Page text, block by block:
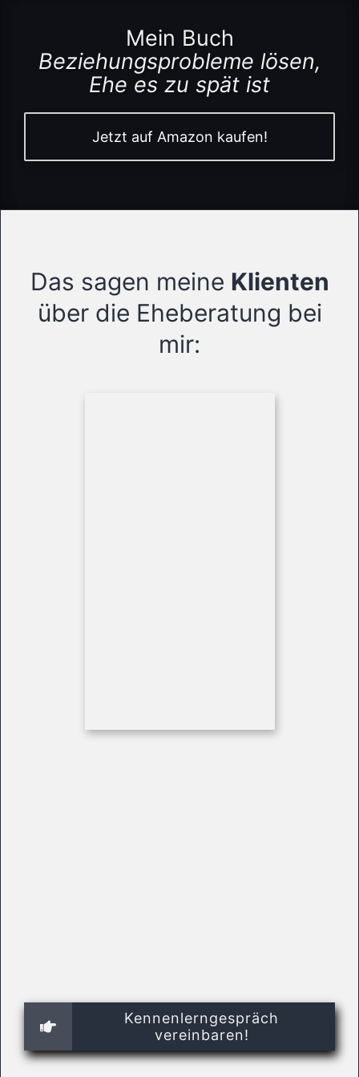
Mein Buch
Beziehungsprobleme lösen,
Ehe es zu spät ist
Jetzt auf Amazon kaufen!
Das sagen meine Klienten
über die Eheberatung bei
mir:
Kennenlerngespräch
vereinbaren!